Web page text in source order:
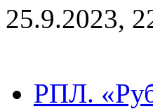
25.9.2023,
РПЛ.